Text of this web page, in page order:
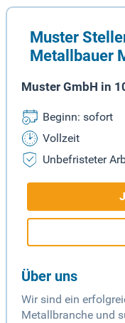
Muster
Metallbauer
Muster GmbH in
Beginn: sofort
Vollzeit
Unbefristeter
Über uns
Wir sind ein
Metallbranche und